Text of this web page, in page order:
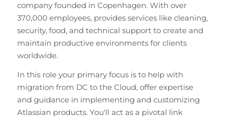
company founded in Copenhagen. With over
370,000 employees, provides services like cleaning,
security, food, and technical support to create and
maintain productive environments for clients
worldwide.
In this role your primary focus is to help with
migration from DC to the Cloud, offer expertise
and guidance in implementing and customizing
Atlassian products. You'll act as a pivotal link